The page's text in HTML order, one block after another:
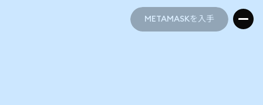
METAMASKを入手